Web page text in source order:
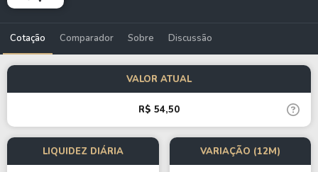
Cotação Comparador Sobre Discussão
VALOR ATUAL
R$ 54,50
LIQUIDEZ DIÁRIA VARIAÇÃO (12M)